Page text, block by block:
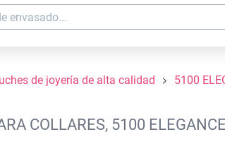
de joyería de alta calidad 5100
COLLARES, 5100